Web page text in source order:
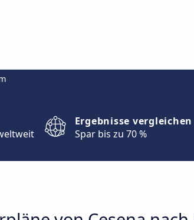
Ergebnisse vergleichen
Spar bis zu 70 %